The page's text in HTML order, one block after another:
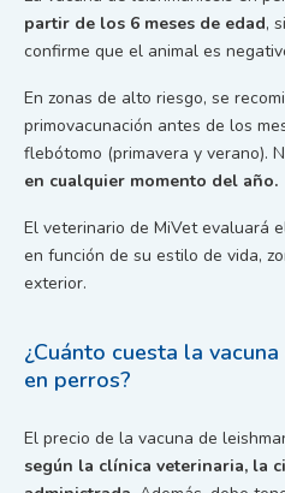
partir de los 6 meses de edad,
confirme que el animal es
En zonas de alto riesgo, se
primovacunación antes de los
flebótomo (primavera y verano).
en cualquier momento del año.
El veterinario de MiVet evaluará
en función de su estilo de vida,
exterior.
¿Cuánto cuesta la
en perros?
El precio de la vacuna de
según la clínica veterinaria, la